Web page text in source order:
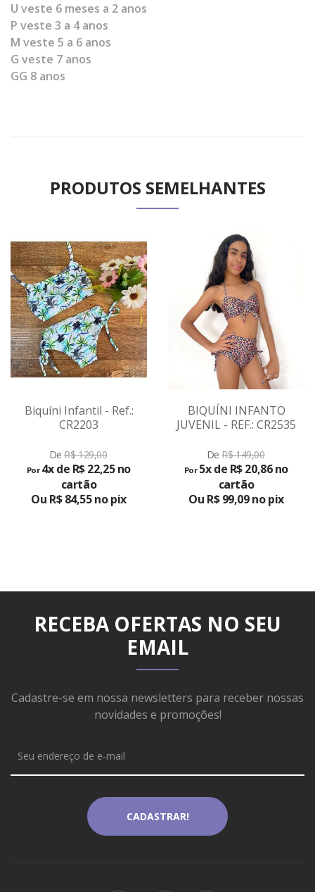
U veste 6 meses a 2 anos
P veste 3 a 4 anos
M veste 5 a 6 anos
G veste 7 anos
GG 8 anos
PRODUTOS SEMELHANTES
Biquíni Infantil - Ref.:
CR2203
DeR$ 129,00
Por 4x de R$ 22,25 no
cartão
Ou R$ 84,55 no pix
BIQUÍNI INFANTO
JUVENIL - REF.: CR2535
DeR$ 149,00
Por 5x de R$ 20,86 no
cartão
Ou R$ 99,09 no pix
PRODUTO
RECEBA OFERTAS NO SEU
EMAIL
Cadastre-se em nossa newsletters para receber nossas
novidades e promoções!